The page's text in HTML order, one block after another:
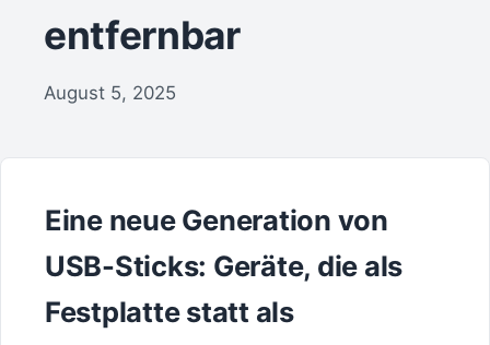
entfernbar
August 5, 2025
Eine neue Generation von
USB-Sticks: Geräte, die als
Festplatte statt als